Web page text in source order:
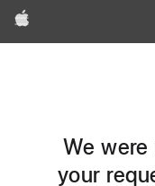
Apple
We were
your